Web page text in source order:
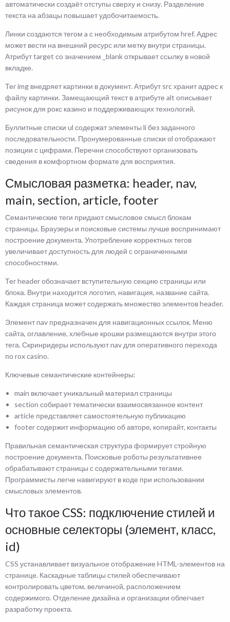
автоматически создаёт отступы сверху и снизу. Разделение
текста на абзацы повышает удобочитаемость.
Линки создаются тегом a с необходимым атрибутом href. Адрес
может вести на внешний ресурс или метку внутри страницы.
Атрибут target со значением _blank открывает ссылку в новой
вкладке.
Тег img внедряет картинки в документ. Атрибут src хранит адрес к
файлу картинки. Замещающий текст в атрибуте alt описывает
рисунок для рокс казино и поддерживающих технологий.
Буллитные списки ul содержат элементы li без заданного
последовательности. Пронумерованные списки ol отображают
позиции с цифрами. Перечни способствуют организовать
сведения в комфортном формате для восприятия.
Смысловая разметка: header, nav,
main, section, article, footer
Семантические теги придают смысловое смысл блокам
страницы. Браузеры и поисковые системы лучше воспринимают
построение документа. Употребление корректных тегов
увеличивает доступность для людей с ограниченными
способностями.
Тег header обозначает вступительную секцию страницы или
блока. Внутри находится логотип, навигация, название сайта.
Каждая страница может содержать множество элементов header.
Элемент nav предназначен для навигационных ссылок. Меню
сайта, оглавление, хлебные крошки размещаются внутри этого
тега. Скринридеры используют nav для оперативного перехода
по rox casino.
Ключевые семантические контейнеры:
main включает уникальный материал страницы
section собирает тематически взаимосвязанное контент
article представляет самостоятельную публикацию
footer содержит информацию об авторе, копирайт, контакты
Правильная семантическая структура формирует стройную
построение документа. Поисковые роботы результативнее
обрабатывают страницы с содержательными тегами.
Программисты легче навигируют в коде при использовании
смысловых элементов.
Что такое CSS: подключение стилей и
основные селекторы (элемент, класс,
id)
CSS устанавливает визуальное отображение HTML-элементов на
странице. Каскадные таблицы стилей обеспечивают
контролировать цветом, величиной, расположением
содержимого. Отделение дизайна и организации облегчает
разработку проекта.